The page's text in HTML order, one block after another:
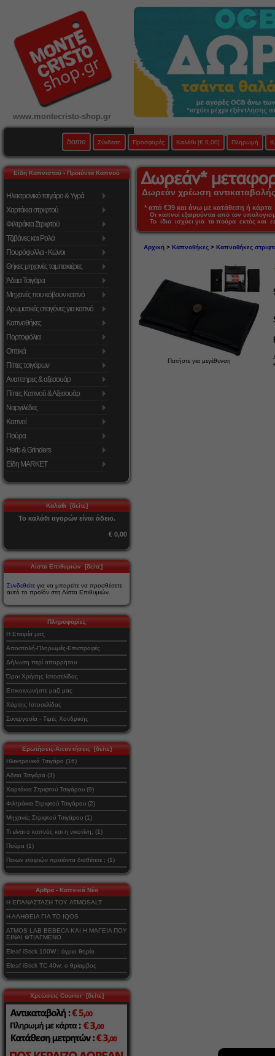
www.montecristo-shop.gr
home Σύνδεση Προσφορές Καλάθι [€ 0,00] Πληρωμή
Είδη Καπνιστού - Προϊόντα Καπνού
Ηλεκτρονικό τσιγάρο & Υγρά
Χαρτάκια στριφτού
Φιλτράκια Στριφτού
Τζιβάνες και Ρολά
Πουρόφυλλα - Κώνοι
Θήκες μηχανές ταμπακιέρες
Άδεια Τσιγάρα
Μηχανές που κόβουν καπνό
Αρωματικές σταγόνες για καπνό
Καπνοθήκες
Πορτοφόλια
Οπτικά
Πίπες τσιγάρων
Αναπτήρες & αξεσουάρ
Πίπες Καπνού & Αξεσουάρ
Ναργιλέδες
Καπνοί
Πούρα
Herb & Grinders
Είδη MARKET
Καλάθι [δείτε]
Το καλάθι αγορών είναι άδειο.
€ 0,00
Λίστα Επιθυμιών [δείτε]
Συνδεθείτε για να μπορείτε να προσθέσετε
αυτό το προϊόν στη Λίστα Επιθυμιών.
Πληροφορίες
Η Εταιρία μας
Αποστολή-Πληρωμές-Επιστροφές
Δήλωση περί απορρήτου
Όροι Χρήσης Ιστοσελίδας
Επικοινωνήστε μαζί μας
Χάρτης Ιστοσελίδας
Συνεργασία - Τιμές Χονδρικής
Ερωτήσεις-Απαντήσεις [δείτε]
Ηλεκτρονικό Τσιγάρο (16)
Αδεια Τσιγάρα (3)
Χαρτάκια Στριφτού Τσιγάρου (9)
Φιλτράκια Στριφτού Τσιγάρου (2)
Μηχανές Στριφτού Τσιγάρου (1)
Τι είναι ο καπνός και η νικοτίνη; (1)
Πούρα (1)
Ποιων εταιριών προϊόντα διαθέτετε ; (1)
Αρθρα - Καπνικά Νέα
Η ΕΠΑΝΑΣΤΑΣΗ ΤΟΥ ATMOSALT
Η ΑΛΗΘΕΙΑ ΓΙΑ ΤΟ IQOS
ATMOS LAB BEBECA ΚΑΙ Η ΜΑΓΕΙΑ ΠΟΥ
ΕΙΝΑΙ ΦΤΙΑΓΜΕΝΟ
Eleaf iStick 100W : άγριο θηρίο
Eleaf iStick TC 40w: ο θρίαμβος
Χρεώσεις Courier [δείτε]
Δωρεάν χρέωση
* από €39 και άνω με κατάθεση ή
Οι καπνοί εξαιρούνται από τον
Το ίδιο ισχύει για τα πούρα εκτός και
Αρχική> Καπνοθήκες> Καπνοθήκες
Πατήστε για μεγέθυνση